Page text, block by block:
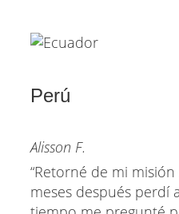
Perú
Alisson F.
“Retorné de mi
meses después perdí